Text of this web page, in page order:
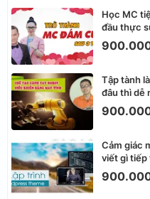
Học MC
đầu thực
Tập tành
đâu thì dễ
Cảm giác
viết gì tiếp